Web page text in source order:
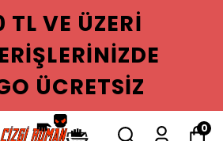
VE ÜZERI
ÜCRETSIZ
0